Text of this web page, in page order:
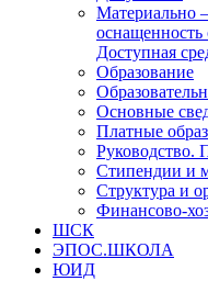
Материально
оснащенность
Доступная
Образование
Основные
Платные
Руководство.
Стипендии и
Структура и
Финансово-
ШСК
ЭПОС.ШКОЛА
ЮИД